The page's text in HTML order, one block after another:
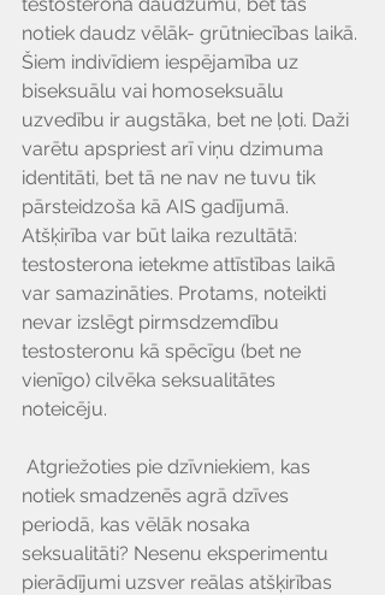
notiek daudz vēlāk- grūtniecības laikā.
Šiem indivīdiem iespējamība uz
biseksuālu vai homoseksuālu
uzvedību ir augstāka, bet ne ļoti. Daži
varētu apspriest arī viņu dzimuma
identitāti, bet tā ne nav ne tuvu tik
pārsteidzoša kā AIS gadījumā.
Atšķirība var būt laika rezultātā:
testosterona ietekme attīstības laikā
var samazināties. Protams, noteikti
nevar izslēgt pirmsdzemdību
testosteronu kā spēcīgu (bet ne
vienīgo) cilvēka seksualitātes
noteicēju.
notiek smadzenēs agrā dzīves
periodā, kas vēlāk nosaka
seksualitāti? Nesenu eksperimentu
pierādījumi uzsver reālas atšķirības